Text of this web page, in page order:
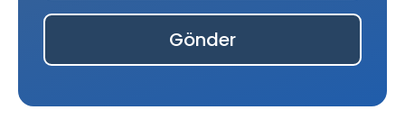
Gönder